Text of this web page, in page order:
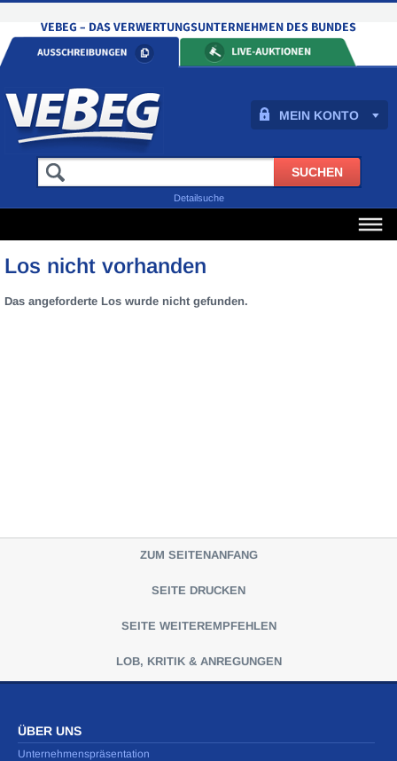
MEIN KONTO
Detailsuche
Los nicht vorhanden
Das angeforderte Los wurde nicht gefunden.
ZUM SEITENANFANG
SEITE DRUCKEN
SEITE WEITEREMPFEHLEN
LOB, KRITIK & ANREGUNGEN
ÜBER UNS
Unternehmenspräsentation